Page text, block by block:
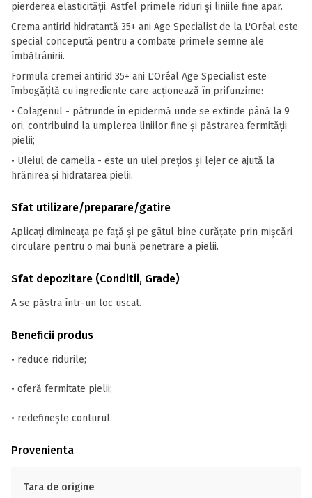
pierderea elasticității. Astfel primele riduri și liniile fine apar.
Crema antirid hidratantă 35+ ani Age Specialist de la L'Oréal este
special concepută pentru a combate primele semne ale
îmbătrânirii.
Formula cremei antirid 35+ ani L'Oréal Age Specialist este
îmbogățită cu ingrediente care acționează în prifunzime:
• Colagenul - pătrunde în epidermă unde se extinde până la 9
ori, contribuind la umplerea liniilor fine și păstrarea fermității
pielii;
• Uleiul de camelia - este un ulei prețios și lejer ce ajută la
hrănirea și hidratarea pielii.
Sfat utilizare/preparare/gatire
Aplicați dimineața pe față și pe gâtul bine curățate prin mișcări
circulare pentru o mai bună penetrare a pielii.
Sfat depozitare (Conditii, Grade)
A se păstra într-un loc uscat.
Beneficii produs
• reduce ridurile;
• oferă fermitate pielii;
• redefinește conturul.
Provenienta
Tara de origine